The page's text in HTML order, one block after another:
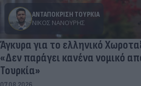
ΑΝΤΑΠΟΚΡΙΣΗ ΤΟΥΡΚΙΑ
ΝΊΚΟΣ ΝΑΝΟΎΡΗΣ
Άγκυρα για το ελληνικό
«Δεν παράγει κανένα νομικό
Τουρκία»